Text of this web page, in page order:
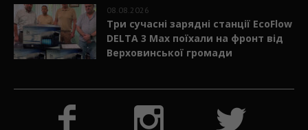
08.08.2026
Три сучасні зарядні станції EcoFlow
DELTA 3 Max поїхали на фронт від
Верховинської громади